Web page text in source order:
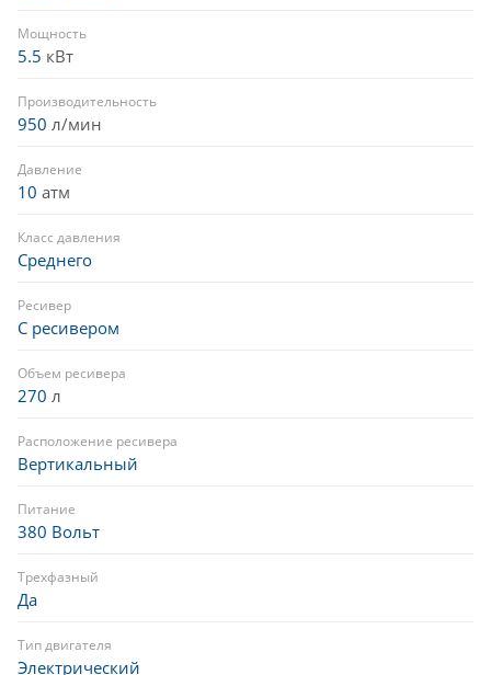
Мощность
5.5 кВт
Производительность
950 л/мин
Давление
10 атм
Класс давления
Среднего
Ресивер
С ресивером
Объем ресивера
270 л
Расположение ресивера
Вертикальный
Питание
380 Вольт
Трехфазный
Да
Тип двигателя
Электрический